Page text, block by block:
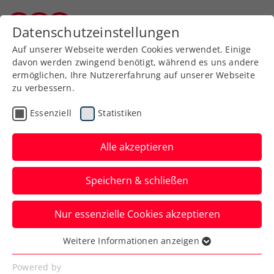
Zurück zur Newsübersicht
ATP
Wimbledon: Keine
Erfolgserlebnisse für
Grabher und Kraus
Österreichs Spitzenspielerinnen erleiden
beim Grand-Slam-Turnier in
Großbritannien ein frühes Aus.
Verfasst von: Manuel Wachta, 24.06.2025
Datenschutzeinstellungen
Auf unserer Webseite werden Cookies verwendet. Einige
davon werden zwingend benötigt, während es uns andere
ermöglichen, Ihre Nutzererfahrung auf unserer Webseite
zu verbessern.
Essenziell Statistiken
Alle akzeptieren
Speichern & schließen
Nur essenzielle Cookies akzeptieren
Essenziell
Essenzielle Cookies werden für grundlegende
Weitere Informationen anzeigen
Powered by